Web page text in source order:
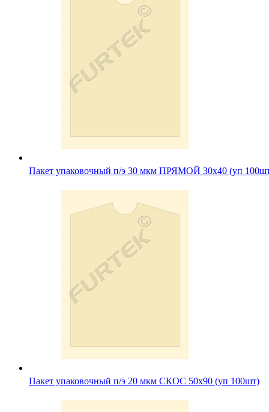
Пакет упаковочный п/э 30 мкм ПРЯМОЙ 30х40 (уп
Пакет упаковочный п/э 20 мкм СКОС 50х90 (уп 100шт)